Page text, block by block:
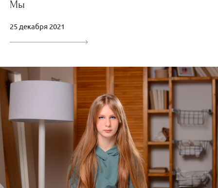
Мы
25 декабря 2021